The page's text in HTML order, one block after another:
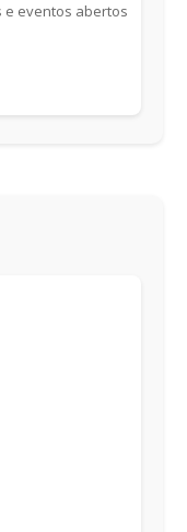
e eventos abertos